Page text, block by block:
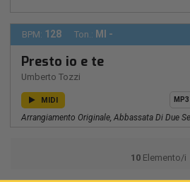
BPM: 128 Ton.: MI -
Presto io e te
Umberto Tozzi
MIDI MP3
Arrangiamento Originale, Abbassata Di Due
10Elemento/i